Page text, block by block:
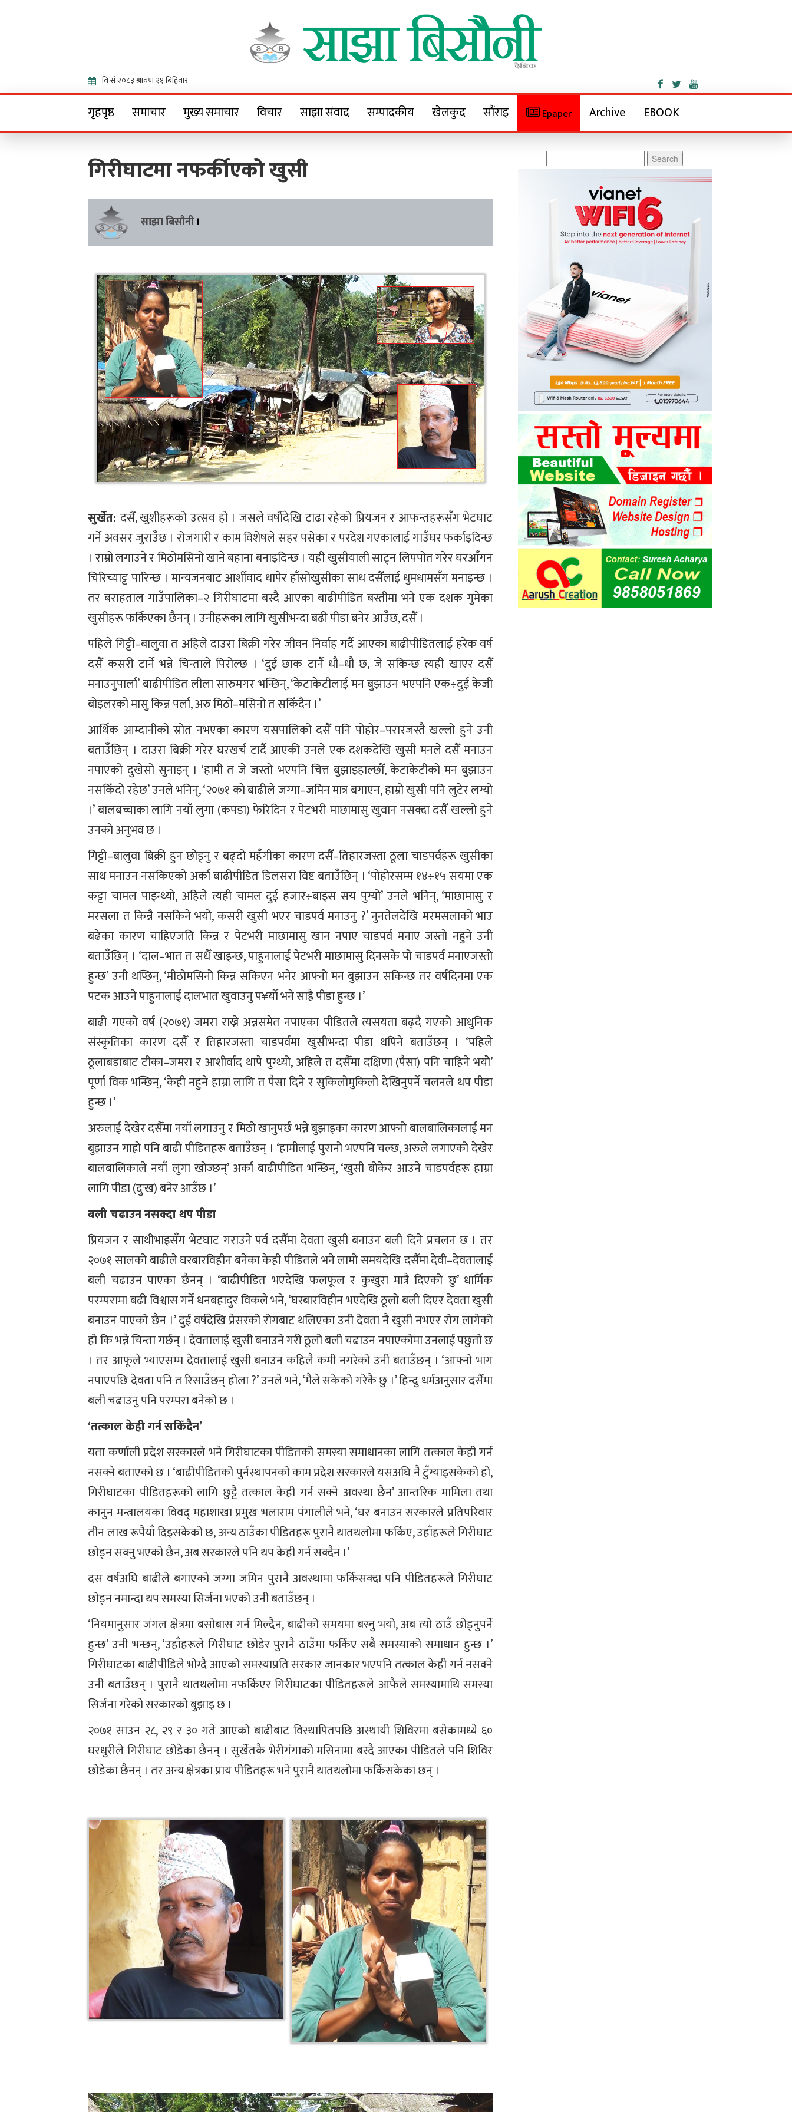
Sajha Bisaunee
गृहपृष्ठ समाचार मुख्य समाचार विचार साझा संवाद सम्पादकीय खेलकुद सौंराइ Epaper Archive EBOOK
गिरीघाटमा नफर्कीएको खुसी
साझा बिसौनी ।
सुर्खेत: दसैँ, खुशीहरूको उत्सव हो । जसले वर्षाैंदेखि टाढा रहेको प्रियजन र आफन्तहरूसँग भेटघाट
गर्ने अवसर जुराउँछ । रोजगारी र काम विशेषले सहर पसेका र परदेश गएकालाई गाउँघर फर्काइदिन्छ
। राम्रो लगाउने र मिठोमसिनो खाने बहाना बनाइदिन्छ । यही खुसीयाली साट्न लिपपोत गरेर घरआँगन
चिरिच्याट्ट पारिन्छ । मान्यजनबाट आर्शीवाद थापेर हाँसोखुसीका साथ दसैँलाई धुमधामसँग मनाइन्छ ।
तर बराहताल गाउँपालिका–२ गिरीघाटमा बस्दै आएका बाढीपीडित बस्तीमा भने एक दशक गुमेका
खुसीहरू फर्किएका छैनन् । उनीहरूका लागि खुसीभन्दा बढी पीडा बनेर आउँछ, दसैँ ।
पहिले गिट्टी–बालुवा त अहिले दाउरा बिक्री गरेर जीवन निर्वाह गर्दै आएका बाढीपीडितलाई हरेक वर्ष
दसैँ कसरी टार्ने भन्ने चिन्ताले पिरोल्छ । ‘दुई छाक टार्नै धौ–धौ छ, जे सकिन्छ त्यही खाएर दसैँ
मनाउनुपार्ला’ बाढीपीडित लीला सारुमगर भन्छिन्, ‘केटाकेटीलाई मन बुझाउन भएपनि एक÷दुई केजी
बोइलरको मासु किन्न पर्ला, अरु मिठो–मसिनो त सकिँदैन ।’
आर्थिक आम्दानीको स्रोत नभएका कारण यसपालिको दसैँ पनि पोहोर–परारजस्तै खल्लो हुने उनी
बताउँछिन् । दाउरा बिक्री गरेर घरखर्च टार्दै आएकी उनले एक दशकदेखि खुसी मनले दसैँ मनाउन
नपाएको दुखेसो सुनाइन् । ‘हामी त जे जस्तो भएपनि चित्त बुझाइहाल्छौँ, केटाकेटीको मन बुझाउन
नसकिँदो रहेछ’ उनले भनिन्, ‘२०७१ को बाढीले जग्गा–जमिन मात्र बगाएन, हाम्रो खुसी पनि लुटेर लग्यो
।’ बालबच्चाका लागि नयाँ लुगा (कपडा) फेरिदिन र पेटभरी माछामासु खुवान नसक्दा दसैँ खल्लो हुने
उनको अनुभव छ ।
गिट्टी–बालुवा बिक्री हुन छोड्नु र बढ्दो महँगीका कारण दसैँ–तिहारजस्ता ठूला चाडपर्वहरू खुसीका
साथ मनाउन नसकिएको अर्का बाढीपीडित डिलसरा विष्ट बताउँछिन् । ‘पोहोरसम्म १४÷१५ सयमा एक
कट्टा चामल पाइन्थ्यो, अहिले त्यही चामल दुई हजार÷बाइस सय पुग्यो’ उनले भनिन्, ‘माछामासु र
मरसला त किन्नै नसकिने भयो, कसरी खुसी भएर चाडपर्व मनाउनु ?’ नुनतेलदेखि मरमसलाको भाउ
बढेका कारण चाहिएजति किन्न र पेटभरी माछामासु खान नपाए चाडपर्व मनाए जस्तो नहुने उनी
बताउँछिन् । ‘दाल–भात त सधैँ खाइन्छ, पाहुनालाई पेटभरी माछामासु दिनसके पो चाडपर्व मनाएजस्तो
हुन्छ’ उनी थप्छिन्, ‘मीठोमसिनो किन्न सकिएन भनेर आफ्नो मन बुझाउन सकिन्छ तर वर्षदिनमा एक
पटक आउने पाहुनालाई दालभात खुवाउनु प¥र्याे भने साह्रै पीडा हुन्छ ।’
बाढी गएको वर्ष (२०७१) जमरा राख्ने अन्नसमेत नपाएका पीडितले त्यसयता बढ्दै गएको आधुनिक
संस्कृतिका कारण दसैँ र तिहारजस्ता चाडपर्वमा खुसीभन्दा पीडा थपिने बताउँछन् । ‘पहिले
ठूलाबडाबाट टीका–जमरा र आशीर्वाद थापे पुग्थ्यो, अहिले त दसैँमा दक्षिणा (पैसा) पनि चाहिने भयोे’
पूर्णा विक भन्छिन्, ‘केही नहुने हाम्रा लागि त पैसा दिने र सुकिलोमुकिलो देखिनुपर्ने चलनले थप पीडा
हुन्छ ।’
अरुलाई देखेर दसैँमा नयाँ लगाउनु र मिठो खानुपर्छ भन्ने बुझाइका कारण आफ्नो बालबालिकालाई मन
बुझाउन गाह्रो पनि बाढी पीडितहरू बताउँछन् । ‘हामीलाई पुरानो भएपनि चल्छ, अरुले लगाएको देखेर
बालबालिकाले नयाँ लुगा खोज्छन्’ अर्का बाढीपीडित भन्छिन्, ‘खुसी बोकेर आउने चाडपर्वहरू हाम्रा
लागि पीडा (दुःख) बनेर आउँछ ।’
बली चढाउन नसक्दा थप पीडा
प्रियजन र साथीभाइसँग भेटघाट गराउने पर्व दसैँमा देवता खुसी बनाउन बली दिने प्रचलन छ । तर
२०७१ सालको बाढीले घरबारविहीन बनेका केही पीडितले भने लामो समयदेखि दसैँमा देवी–देवतालाई
बली चढाउन पाएका छैनन् । ‘बाढीपीडित भएदेखि फलफूल र कुखुरा मात्रै दिएको छु’ धार्मिक
परम्परामा बढी विश्वास गर्ने धनबहादुर विकले भने, ‘घरबारविहीन भएदेखि ठूलो बली दिएर देवता खुसी
बनाउन पाएको छैन ।’ दुई वर्षदेखि प्रेसरको रोगबाट थलिएका उनी देवता नै खुसी नभएर रोग लागेको
हो कि भन्ने चिन्ता गर्छन् । देवतालाई खुसी बनाउने गरी ठूलो बली चढाउन नपाएकोमा उनलाई पछुतो छ
। तर आफूले भ्याएसम्म देवतालाई खुसी बनाउन कहिलै कमी नगरेको उनी बताउँछन् । ‘आफ्नो भाग
नपाएपछि देवता पनि त रिसाउँछन् होला ?’ उनले भने, ‘मैले सकेको गरेकै छु ।’ हिन्दु धर्मअनुसार दसैँमा
बली चढाउनु पनि परम्परा बनेको छ ।
‘तत्काल केही गर्न सकिँदैन’
यता कर्णाली प्रदेश सरकारले भने गिरीघाटका पीडितको समस्या समाधानका लागि तत्काल केही गर्न
नसक्ने बताएको छ । ‘बाढीपीडितको पुर्नस्थापनको काम प्रदेश सरकारले यसअघि नै टुँग्याइसकेको हो,
गिरीघाटका पीडितहरूको लागि छुट्टै तत्काल केही गर्न सक्ने अवस्था छैन’ आन्तरिक मामिला तथा
कानुन मन्त्रालयका विवद् महाशाखा प्रमुख भलाराम पंगालीले भने, ‘घर बनाउन सरकारले प्रतिपरिवार
तीन लाख रूपैयाँ दिइसकेको छ, अन्य ठाउँका पीडितहरू पुरानै थातथलोमा फर्किए, उहाँहरूले गिरीघाट
छोड्न सक्नु भएको छैन, अब सरकारले पनि थप केही गर्न सक्दैन ।’
दस वर्षअघि बाढीले बगाएको जग्गा जमिन पुरानै अवस्थामा फर्किसक्दा पनि पीडितहरूले गिरीघाट
छोड्न नमान्दा थप समस्या सिर्जना भएको उनी बताउँछन् ।
‘नियमानुसार जंगल क्षेत्रमा बसोबास गर्न मिल्दैन, बाढीको समयमा बस्नु भयो, अब त्यो ठाउँ छोड्नुपर्ने
हुन्छ’ उनी भन्छन्, ‘उहाँहरूले गिरीघाट छोडेर पुरानै ठाउँमा फर्किए सबै समस्याको समाधान हुन्छ ।’
गिरीघाटका बाढीपीडिले भोग्दै आएको समस्याप्रति सरकार जानकार भएपनि तत्काल केही गर्न नसक्ने
उनी बताउँछन् । पुरानै थातथलोमा नफर्किएर गिरीघाटका पीडितहरूले आफैले समस्यामाथि समस्या
सिर्जना गरेको सरकारको बुझाइ छ ।
२०७१ साउन २८, २९ र ३० गते आएको बाढीबाट विस्थापितपछि अस्थायी शिविरमा बसेकामध्ये ६०
घरधुरीले गिरीघाट छोडेका छैनन् । सुर्खेतकै भेरीगंगाको मसिनामा बस्दै आएका पीडितले पनि शिविर
छोडेका छैनन् । तर अन्य क्षेत्रका प्राय पीडितहरू भने पुरानै थातथलोमा फर्किसकेका छन् ।
for: